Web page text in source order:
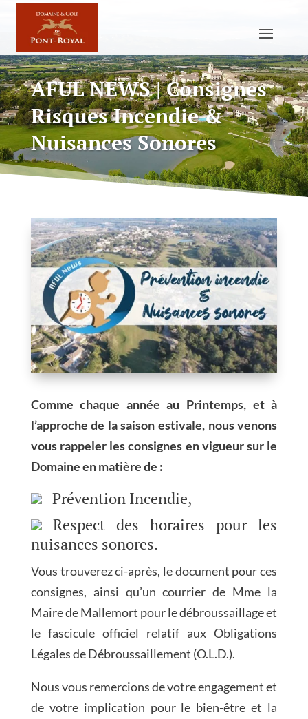
AFUL NEWS | Consignes
Risques Incendie &
Nuisances Sonores
Comme chaque année au Printemps, et à
l’approche de la saison estivale, nous venons
vous rappeler les consignes en vigueur sur le
Domaine en matière de :
Prévention Incendie,
Respect des horaires pour les
nuisances sonores.
Vous trouverez ci-après, le document pour ces
consignes, ainsi qu’un courrier de Mme la
Maire de Mallemort pour le débroussaillage et
le fascicule officiel relatif aux Obligations
Légales de Débroussaillement (O.L.D.).
Nous vous remercions de votre engagement et
de votre implication pour le bien-être et la